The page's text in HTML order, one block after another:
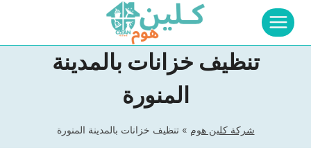
التجاوز
المحتوى
تنظيف خزانات بالمدينة
المنورة
شركة كلين هوم »تنظيف خزانات بالمدينة المنورة